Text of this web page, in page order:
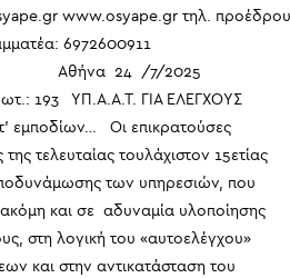
www.osyape.gr τηλ.
6972600911
24 /7/2025
ΥΠ.Α.Α.Τ. ΓΙΑ ΕΛΕΓΧΟΥΣ
εμποδίων… Οι επικρατούσες
της τελευταίας τουλάχιστον 15ετίας
των υπηρεσιών, που
και σε αδυναμία υλοποίησης
στη λογική του «αυτοελέγχου»
και στην αντικατάσταση του